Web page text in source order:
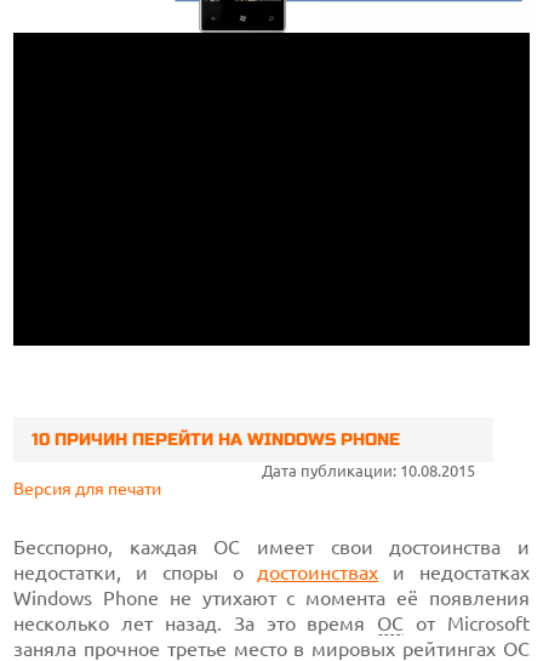
10 ПРИЧИН ПЕРЕЙТИ НА WINDOWS PHONE
Дата публикации: 10.08.2015
Версия для печати
Бесспорно, каждая ОС имеет свои достоинства и
недостатки, и споры о достоинствах и недостатках
Windows Phone не утихают с момента её появления
несколько лет назад. За это время ОС от Microsoft
заняла прочное третье место в мировых рейтингах ОС